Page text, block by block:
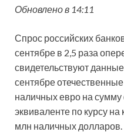
Обновлено в 14:11
Спрос российских
сентябре в 2,5 раза
свидетельствуют
сентябре
наличных евро на
эквиваленте по курсу на
млн наличных